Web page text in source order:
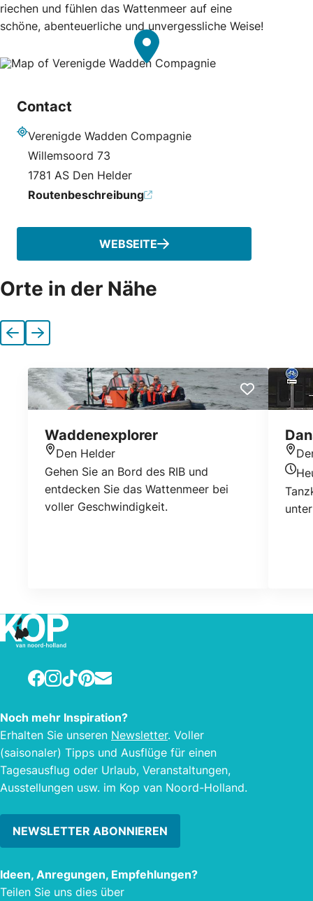
riechen und fühlen das Wattenmeer auf eine
schöne, abenteuerliche und unvergessliche Weise!
Contact
Verenigde Wadden Compagnie
Willemsoord 73
1781 AS Den Helder
Routenbeschreibung
WEBSEITE
Orte in der Nähe
VorherigeNächste
Waddenexplorer
Den Helder
Gehen Sie an Bord des RIB und
entdecken Sie das Wattenmeer bei
voller Geschwindigkeit.
Facebook
Instagram
TikTokPinterest
E-mail
Noch mehr Inspiration?
Erhalten Sie unseren Newsletter. Voller
(saisonaler) Tipps und Ausflüge für einen
Tagesausflug oder Urlaub, Veranstaltungen,
Ausstellungen usw. im Kop van Noord-Holland.
NEWSLETTER ABONNIEREN
Ideen, Anregungen, Empfehlungen?
Teilen Sie uns dies über